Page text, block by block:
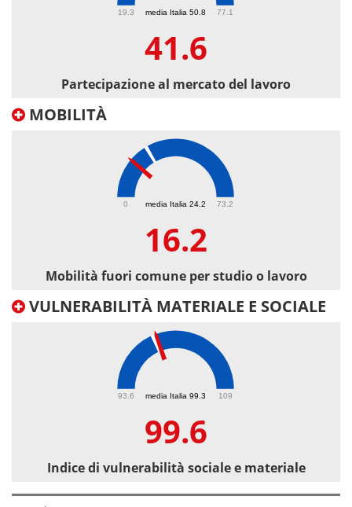
media Italia 50.8
19.3 77.1
41.6
Partecipazione al mercato del lavoro
MOBILITÀ
media Italia 24.2
0 73.2
16.2
Mobilità fuori comune per studio o lavoro
VULNERABILITÀ MATERIALE E SOCIALE
media Italia 99.3
93.6 109
99.6
Indice di vulnerabilità sociale e materiale